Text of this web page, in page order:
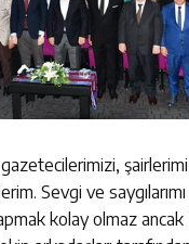
Sevgi ve
kolay olmaz